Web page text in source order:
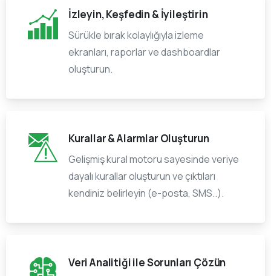
İzleyin, Keşfedin & İyileştirin
Sürükle bırak kolaylığıyla izleme
ekranları, raporlar ve dashboardlar
oluşturun.
Kurallar & Alarmlar Oluşturun
Gelişmiş kural motoru sayesinde veriye
dayalı kurallar oluşturun ve çıktıları
kendiniz belirleyin (e-posta, SMS..).
Veri Analitiği ile Sorunları Çözün